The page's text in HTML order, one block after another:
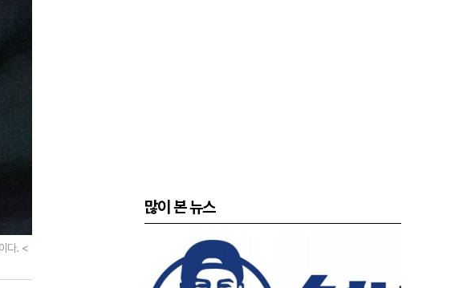
다. <
많이 본 뉴스